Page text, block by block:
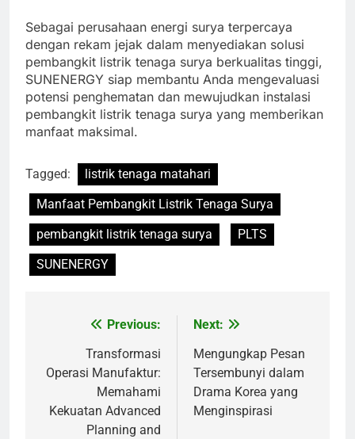
Sebagai perusahaan energi surya terpercaya
dengan rekam jejak dalam menyediakan solusi
pembangkit listrik tenaga surya berkualitas tinggi,
SUNENERGY siap membantu Anda mengevaluasi
potensi penghematan dan mewujudkan instalasi
pembangkit listrik tenaga surya yang memberikan
manfaat maksimal.
Tagged:
listrik tenaga matahari
Manfaat Pembangkit Listrik Tenaga Surya
pembangkit listrik tenaga surya
PLTS
SUNENERGY
NavigasiPrevious:
Transformasi
Operasi Manufaktur:
Memahami
Kekuatan Advanced
Planning and
Next:
Mengungkap Pesan
Tersembunyi dalam
Drama Korea yang
Menginspirasi